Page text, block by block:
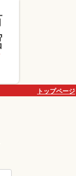
トップページ